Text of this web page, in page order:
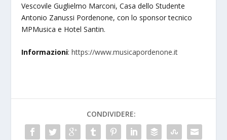
Vescovile Guglielmo Marconi, Casa dello Studente
Antonio Zanussi Pordenone, con lo sponsor tecnico
MPMusica e Hotel Santin.
Informazioni:https://www.musicapordenone.it
CONDIVIDERE: